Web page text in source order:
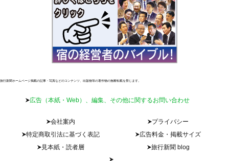
旅行新聞ホームページ掲載の記事・写真などのコンテンツ、出版物等の著作物の無断転載を禁じます。
広告（本紙・Web）、編集、その他に関するお問い合わせ
会社案内
プライバシー
特定商取引法に基づく表記
広告料金・掲載サイズ
見本紙・読者層
旅行新聞 blog